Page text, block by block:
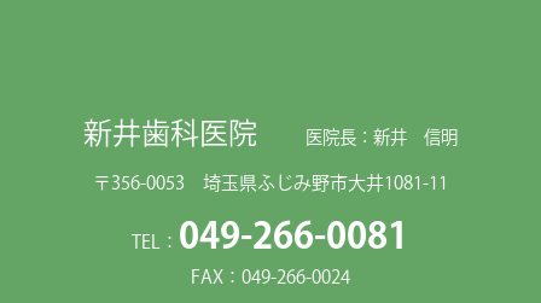
新井歯科医院
医院長：新井 信明
〒356-0053 埼玉県ふじみ野市大井1081-11
TEL： 049-266-0081
FAX：049-266-0024